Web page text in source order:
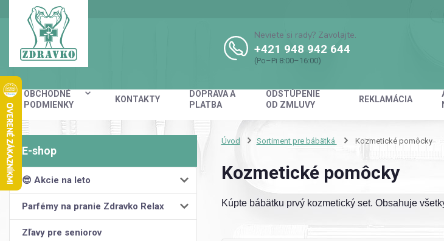
OBCHODNÉ
PODMIENKY
KONTAKTY
DOPRAVA A
PLATBA
ODSTÚPENIE
OD ZMLUVY
REKLAMÁCIA
Neviete si rady? Zavolajte.
+421 948 942 644
(Po–Pi 8:00–16:00)
😎 Akcie na leto
Parfémy na pranie Zdravko Relax
Zľavy pre seniorov
Úvod Sortiment pre bábätká Kozmetické pomôcky
Kozmetické pomôcky
Kúpte bábätku prvý kozmetický set. Obsahuje